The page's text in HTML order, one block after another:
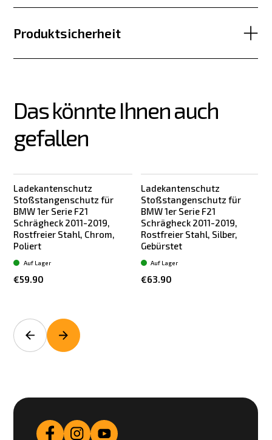
Produktsicherheit
Das könnte Ihnen auch
gefallen
Ladekantenschutz
Stoßstangenschutz für
BMW 1er Serie F21
Schrägheck 2011-2019,
Rostfreier Stahl, Chrom,
Poliert
€59.90
Auf Lager
Ladekantenschutz
Stoßstangenschutz für
BMW 1er Serie F21
Schrägheck 2011-2019,
Rostfreier Stahl, Silber,
Gebürstet
€63.90
Auf Lager